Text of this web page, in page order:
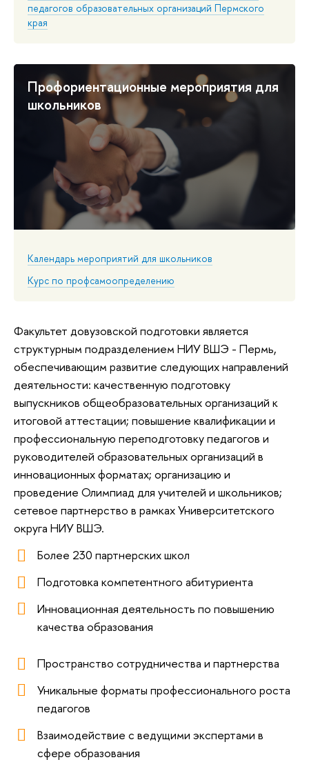
педагогов образовательных организаций Пермского
края
Профориентационные мероприятия для
школьников
Календарь мероприятий для школьников
Курс по профсамоопределению
Факультет довузовской подготовки является
структурным подразделением НИУ ВШЭ - Пермь,
обеспечивающим развитие следующих направлений
деятельности: качественную подготовку
выпускников общеобразовательных организаций к
итоговой аттестации; повышение квалификации и
профессиональную переподготовку педагогов и
руководителей образовательных организаций в
инновационных форматах; организацию и
проведение Олимпиад для учителей и школьников;
сетевое партнерство в рамках Университетского
округа НИУ ВШЭ.
Более 230 партнерских школ
Подготовка компетентного абитуриента
Инновационная деятельность по повышению
качества образования
Пространство сотрудничества и партнерства
Уникальные форматы профессионального роста
педагогов
Взаимодействие с ведущими экспертами в
сфере образования